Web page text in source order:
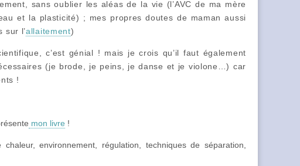
sans oublier les aléas de la vie (l’AVC de ma mère
et la plasticité) ; mes propres doutes de maman aussi
sur l’allaitement)
c’est génial ! mais je crois qu’il faut également
(je brode, je peins, je danse et je violone…) car
!
mon livre !
environnement, régulation, techniques de séparation,